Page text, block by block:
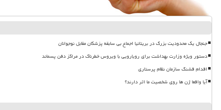
جنجال یک محدودیت بزرگ در بریتانیا اجماع بی سابقه پزشکان مقابل نوجوانان
دستور ویژه وزارت بهداشت برای رویارویی با ویروس خطرناک در مراکز دفن پسماند
اقدام قشنگ سازمان نظام پرستاری
آیا واقعا ژن ها روی شخصیت ما اثر دارند؟